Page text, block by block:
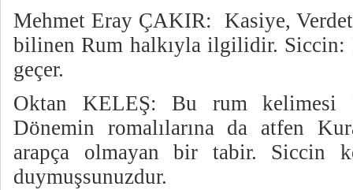
Mehmet Eray ÇAKIR: Kasiye,
bilinen Rum halkıyla ilgilidir. Siccin:
geçer.
Oktan KELEŞ: Bu rum kelimesi
Dönemin romalılarına da atfen
arapça olmayan bir tabir. Siccin
duymuşsunuzdur.